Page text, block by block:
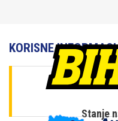
KORISNE
Stanje